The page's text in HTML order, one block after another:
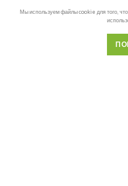
Мы используем файлы cookie для того,